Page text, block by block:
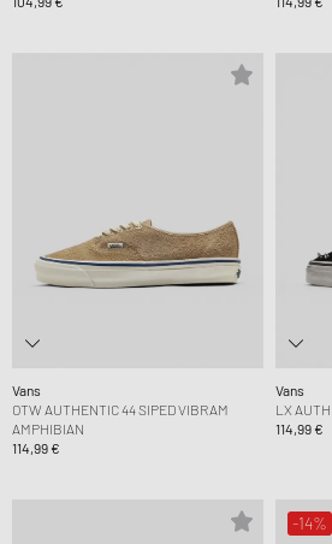
Vans
OTW AUTHENTIC 44 SIPED VIBRAM
AMPHIBIAN
114,99 €
Vans
LX
114,99 €
-14%